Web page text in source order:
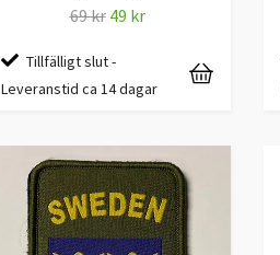
69 kr 49 kr
Tillfälligt slut -
Leveranstid ca 14 dagar